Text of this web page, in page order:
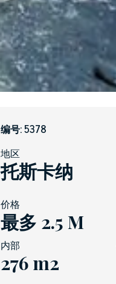
编号: 5378
地区
托斯卡纳
价格
最多 2.5 M
内部
276 m2